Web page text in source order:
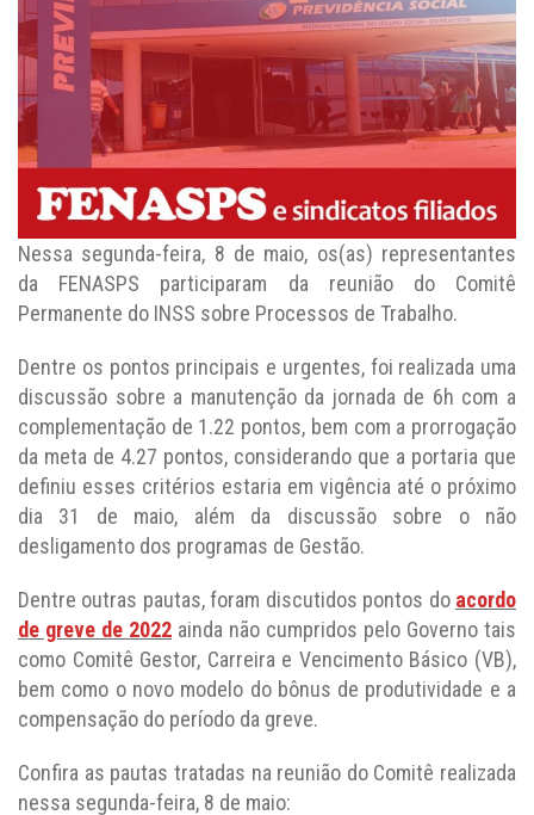
Nessa segunda-feira, 8 de maio, os(as) representantes
da FENASPS participaram da reunião do Comitê
Permanente do INSS sobre Processos de Trabalho.
Dentre os pontos principais e urgentes, foi realizada uma
discussão sobre a manutenção da jornada de 6h com a
complementação de 1.22 pontos, bem com a prorrogação
da meta de 4.27 pontos, considerando que a portaria que
definiu esses critérios estaria em vigência até o próximo
dia 31 de maio, além da discussão sobre o não
desligamento dos programas de Gestão.
Dentre outras pautas, foram discutidos pontos do acordo
de greve de 2022 ainda não cumpridos pelo Governo tais
como Comitê Gestor, Carreira e Vencimento Básico (VB),
bem como o novo modelo do bônus de produtividade e a
compensação do período da greve.
Confira as pautas tratadas na reunião do Comitê realizada
nessa segunda-feira, 8 de maio: